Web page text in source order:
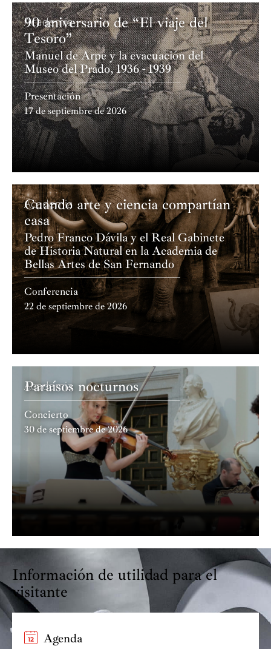
Academia
90 aniversario de “El viaje del
Tesoro”
Manuel de Arpe y la evacuación del
Museo del Prado, 1936 - 1939
Presentación
17 de septiembre de 2026
Academia
Cuando arte y ciencia compartían
casa
Pedro Franco Dávila y el Real Gabinete
de Historia Natural en la Academia de
Bellas Artes de San Fernando
Conferencia
22 de septiembre de 2026
Academia
Paraísos nocturnos
Concierto
30 de septiembre de 2026
Información de utilidad para el
visitante
Agenda